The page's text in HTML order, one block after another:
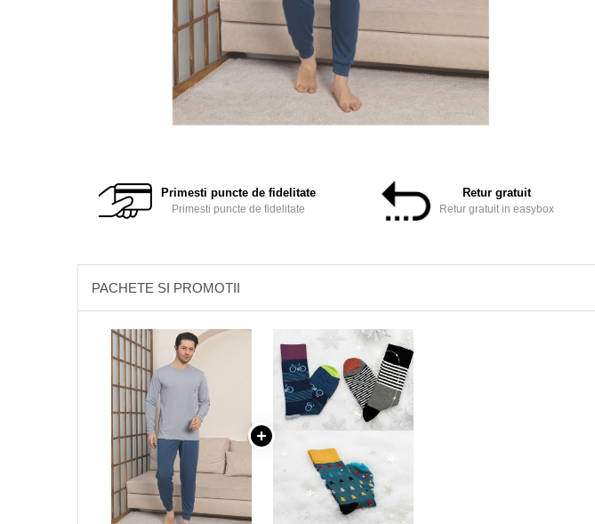
Primesti puncte de fidelitate
Primesti puncte de fidelitate
Retur gratuit
Retur gratuit in easybox
PACHETE SI PROMOTII